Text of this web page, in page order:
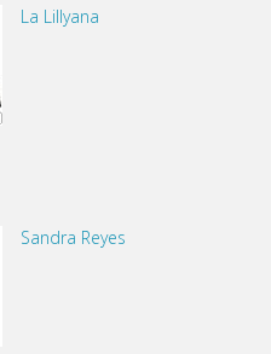
La Lillyana
Sandra Reyes